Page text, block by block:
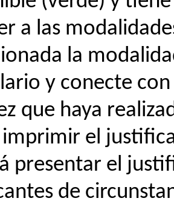
a las
la
y conecte
que haya
el
presentar el
de